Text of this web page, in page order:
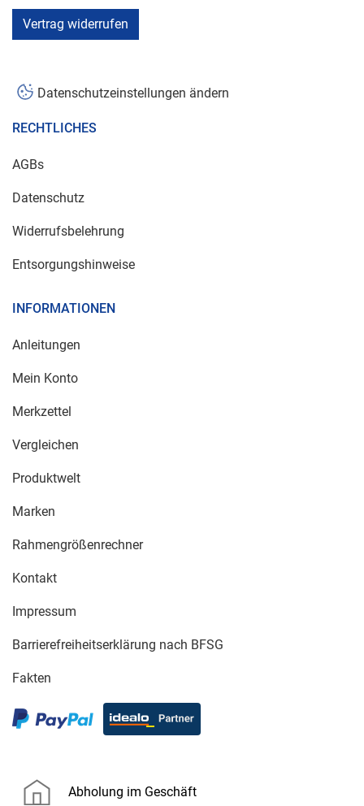
Vertrag widerrufen
Datenschutzeinstellungen ändern
RECHTLICHES
AGBs
Datenschutz
Widerrufsbelehrung
Entsorgungshinweise
INFORMATIONEN
Anleitungen
Mein Konto
Merkzettel
Vergleichen
Produktwelt
Marken
Rahmengrößenrechner
Kontakt
Impressum
Barrierefreiheitserklärung nach BFSG
Fakten
Abholung im Geschäft